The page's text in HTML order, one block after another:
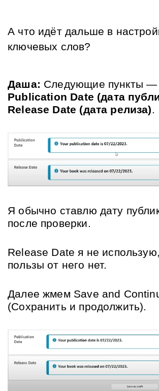
А что идёт дальше в
ключевых слов?
Даша:
Publication Date (дата
Release Date (дата релиза).
Я обычно ставлю дату
после проверки.
Release Date я не
пользы от него нет.
Далее жмем Save and
(Сохранить и продолжить).